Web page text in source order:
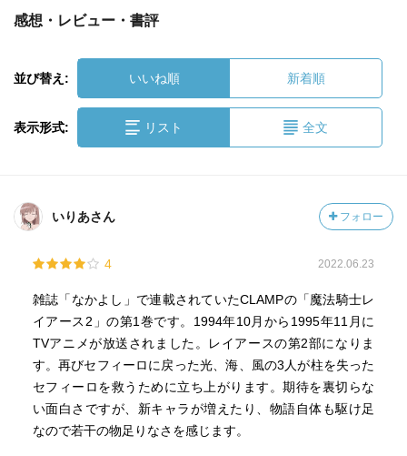
感想・レビュー・書評
並び替え: いいね順 新着順
表示形式: リスト 全文
いりあさん フォロー
4 2022.06.23
雑誌「なかよし」で連載されていたCLAMPの「魔法騎士レ
イアース2」の第1巻です。1994年10月から1995年11月に
TVアニメが放送されました。レイアースの第2部になりま
す。再びセフィーロに戻った光、海、風の3人が柱を失った
セフィーロを救うために立ち上がります。期待を裏切らな
い面白さですが、新キャラが増えたり、物語自体も駆け足
なので若干の物足りなさを感じます。